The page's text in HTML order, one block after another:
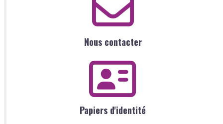
Nous contacter
Papiers d'identité